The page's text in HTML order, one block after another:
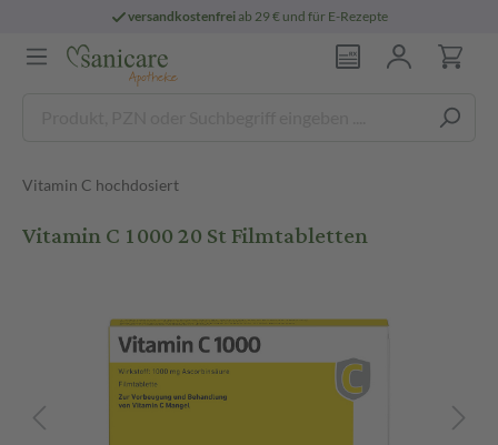
versandkostenfreiab 29 € und für E-Rezepte
Vitamin C hochdosiert
Vitamin C 1000 20 St Filmtabletten